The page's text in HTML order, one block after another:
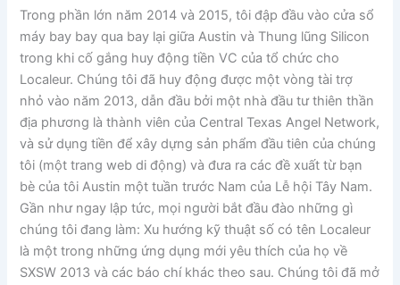
Trong phần lớn năm 2014 và 2015, tôi đập đầu vào cửa sổ
máy bay bay qua bay lại giữa Austin và Thung lũng Silicon
trong khi cố gắng huy động tiền VC của tổ chức cho
Localeur. Chúng tôi đã huy động được một vòng tài trợ
nhỏ vào năm 2013, dẫn đầu bởi một nhà đầu tư thiên thần
địa phương là thành viên của Central Texas Angel Network,
và sử dụng tiền để xây dựng sản phẩm đầu tiên của chúng
tôi (một trang web di động) và đưa ra các đề xuất từ ​​bạn
bè của tôi Austin một tuần trước Nam của Lễ hội Tây Nam.
Gần như ngay lập tức, mọi người bắt đầu đào những gì
chúng tôi đang làm: Xu hướng kỹ thuật số có tên Localeur
là một trong những ứng dụng mới yêu thích của họ về
SXSW 2013 và các báo chí khác theo sau. Chúng tôi đã mở